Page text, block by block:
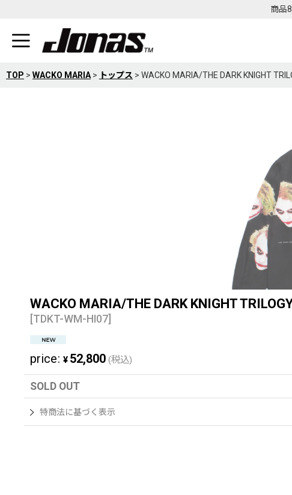
商品
TOP > WACKO MARIA > トップス > WACKO MARIA/THE DARK KNIGHT
WACKO MARIA/THE DARK KNIGHT
TDKT-WM-HI07
price: ¥ 52,800 (税込)
SOLD OUT
特商法に基づく表示